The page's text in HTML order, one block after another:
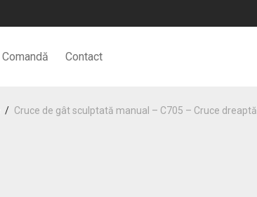
Comandă Contact
/ Cruce de gât sculptată manual – C705 – Cruce dreaptă